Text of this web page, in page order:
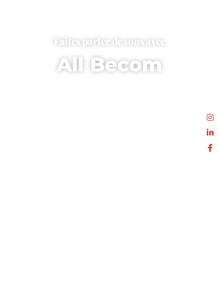
Faites parler de vous avec
All Becom